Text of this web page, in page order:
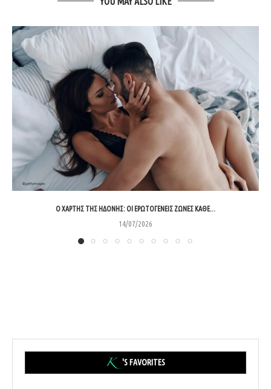
Ο ΧΆΡΤΗΣ ΤΗΣ ΗΔΟΝΉΣ: ΟΙ ΕΡΩΤΟΓΕΝΕΊΣ ΖΏΝΕΣ ΚΆΘΕ...
14/07/2026
'S FAVORITES